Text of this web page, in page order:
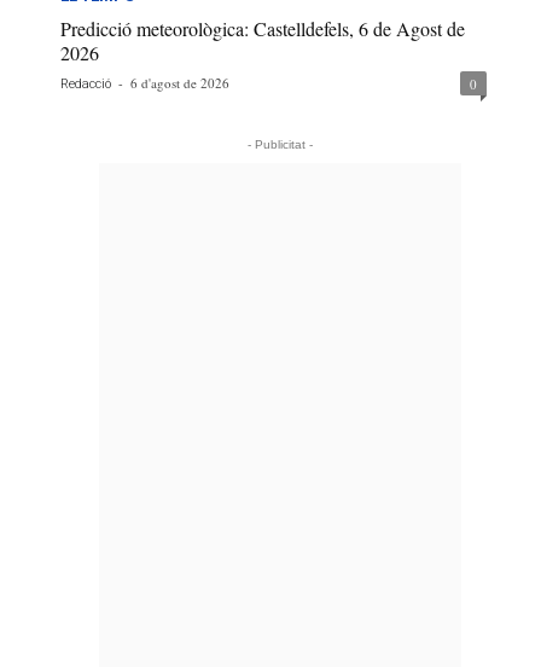
Predicció meteorològica: Castelldefels, 6 de Agost de
2026
Redacció - 6 d'agost de 2026 0
- Publicitat -